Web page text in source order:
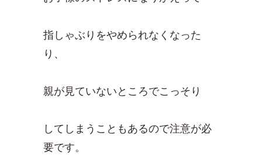
指しゃぶりをやめられなくなった
り、
親が見ていないところでこっそり
してしまうこともあるので注意が必
要です。